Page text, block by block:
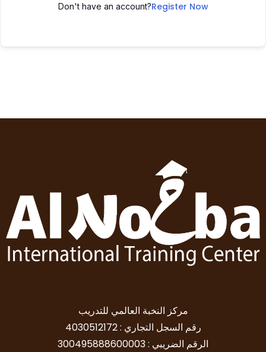
Don't have an account?Register Now
مركز النخبة العالمي للتدريب
رقم السجل التجاري : 4030512172
الرقم الضريبي : 300495888600003